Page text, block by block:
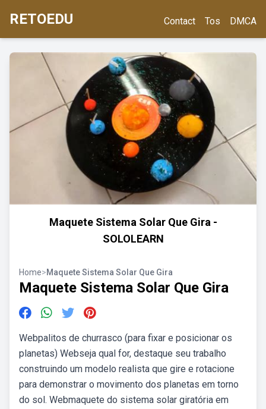
RETOEDU Contact Tos DMCA
Maquete Sistema Solar Que Gira -
SOLOLEARN
Home>Maquete Sistema Solar Que Gira
Maquete Sistema Solar Que Gira
Webpalitos de churrasco (para fixar e posicionar os
planetas) Webseja qual for, destaque seu trabalho
construindo um modelo realista que gire e rotacione
para demonstrar o movimento dos planetas em torno
do sol. Webmaquete do sistema solar giratória em